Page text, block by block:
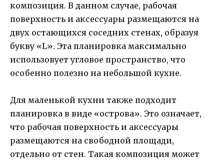
композиция. В данном случае, рабочая
поверхность и аксессуары размещаются на
двух остающихся соседних стенах, образуя
букву «L». Эта планировка максимально
использовует угловое пространство, что
особенно полезно на небольшой кухне.
Для маленькой кухни также подходит
планировка в виде «острова». Это означает,
что рабочая поверхность и аксессуары
размещаются на свободной площади,
отдельно от стен. Такая композиция может